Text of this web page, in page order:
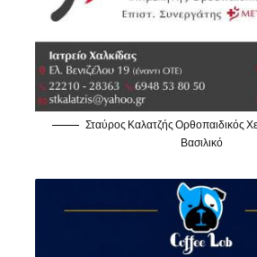
Σταύρος Καλατζής Ορθοπαιδικός
Βασιλικό